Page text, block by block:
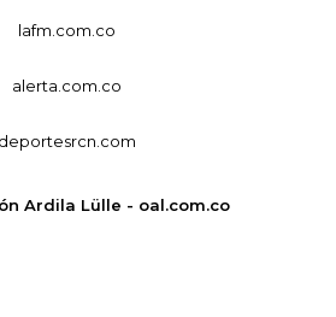
lafm.com.co
alerta.com.co
deportesrcn.com
Ardila Lülle - oal.com.co